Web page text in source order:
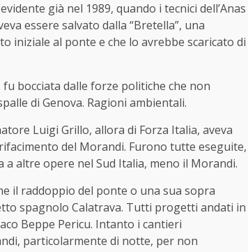
già nel 1989, quando i tecnici dell’Anas
essere salvato dalla “Bretella”, una
iniziale al ponte e che lo avrebbe scaricato di
bocciata dalle forze politiche che non
di Genova. Ragioni ambientali.
Luigi Grillo, allora di Forza Italia, aveva
del Morandi. Furono tutte eseguite,
a altre opere nel Sud Italia, meno il Morandi.
il raddoppio del ponte o una sua sopra
spagnolo Calatrava. Tutti progetti andati in
Beppe Pericu. Intanto i cantieri
particolarmente di notte, per non